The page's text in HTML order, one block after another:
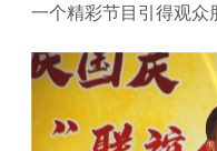
一个精彩节目引得观众